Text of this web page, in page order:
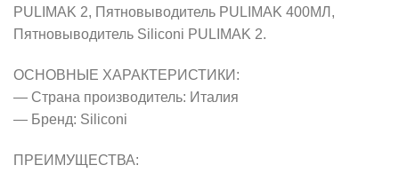
PULIMAK 2, Пятновыводитель PULIMAK 400МЛ,
Пятновыводитель Siliconi PULIMAK 2.
ОСНОВНЫЕ ХАРАКТЕРИСТИКИ:
— Страна производитель: Италия
— Бренд: Siliconi
ПРЕИМУЩЕСТВА: